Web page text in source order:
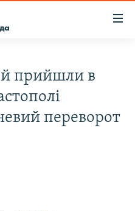
прийшли в
переворот